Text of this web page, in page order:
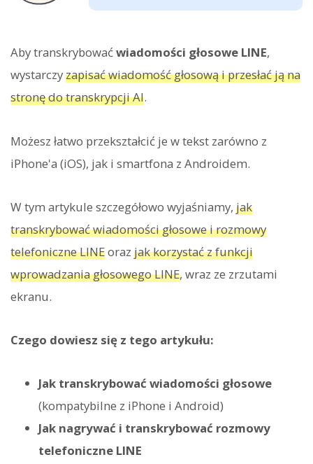
Aby transkrybowaćwiadomości głosowe LINE,
wystarczyzapisać wiadomość głosową i przesłać ją na
stronę do transkrypcji AI.
Możesz łatwo przekształcić je w tekst zarówno z
iPhone'a (iOS), jak i smartfona z Androidem.
W tym artykule szczegółowo wyjaśniamy, jak
transkrybować wiadomości głosowe i rozmowy
telefoniczne LINEoraz jak korzystać z funkcji
wprowadzania głosowego LINE, wraz ze zrzutami
ekranu.
Czego dowiesz się z tego artykułu:
Jak transkrybować wiadomości głosowe
(kompatybilne z iPhone i Android)
Jak nagrywać i transkrybować rozmowy
telefoniczne LINE